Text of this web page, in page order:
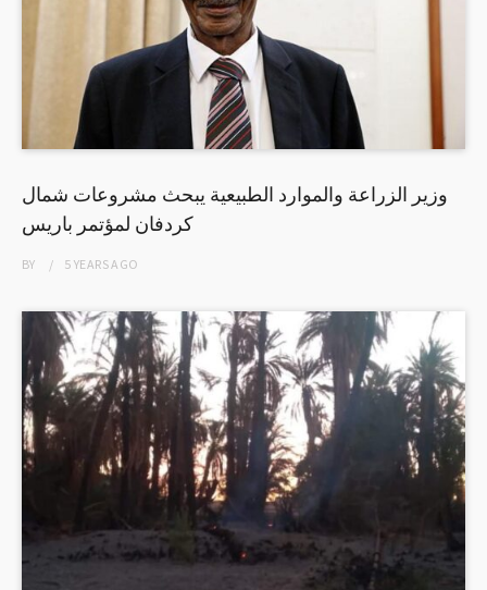
وزير الزراعة والموارد الطبيعية يبحث مشروعات شمال
كردفان لمؤتمر باريس
BY 5 YEARSAGO